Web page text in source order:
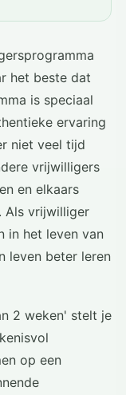
het beste dat
is speciaal
ervaring
niet veel tijd
vrijwilligers
en elkaars
Als vrijwilliger
in het leven van
leven beter leren
2 weken' stelt je
op een